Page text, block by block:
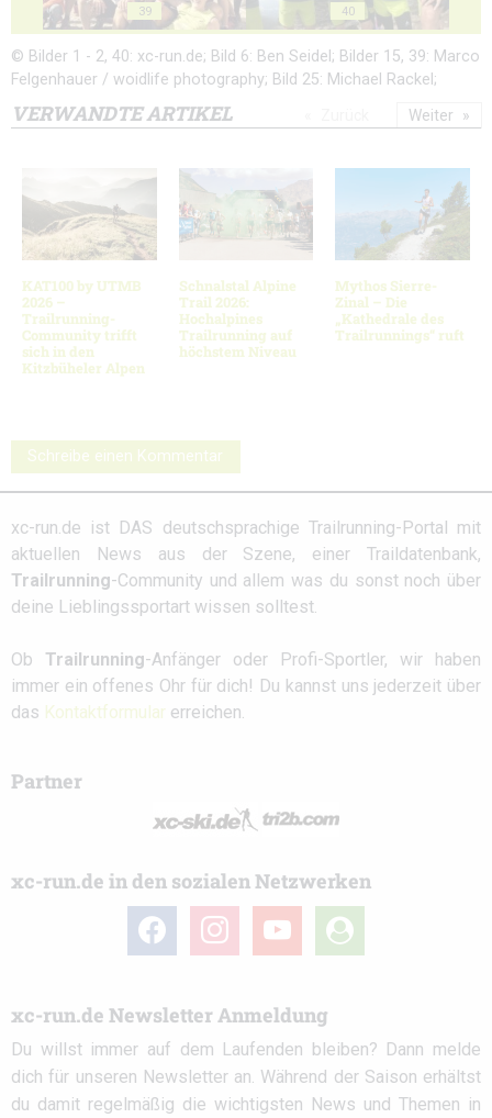
39 40
© Bilder 1 - 2, 40: xc-run.de; Bild 6: Ben Seidel; Bilder 15, 39: Marco
Felgenhauer / woidlife photography; Bild 25: Michael Rackel;
VERWANDTE ARTIKEL
KAT100 by UTMB
2026 –
Trailrunning-
Community trifft
sich in den
Kitzbüheler Alpen
Schnalstal Alpine
Trail 2026:
Hochalpines
Trailrunning auf
höchstem Niveau
Mythos Sierre-
Zinal – Die
„Kathedrale des
Trailrunnings“ ruft
Weiter
Schreibe einen Kommentar
xc-run.de ist DAS deutschsprachige Trailrunning-Portal mit
aktuellen News aus der Szene, einer Traildatenbank,
Trailrunning-Community und allem was du sonst noch über
deine Lieblingssportart wissen solltest.
Ob Trailrunning-Anfänger oder Profi-Sportler, wir haben
immer ein offenes Ohr für dich! Du kannst uns jederzeit über
das Kontaktformular erreichen.
Partner
xc-run.de in den sozialen Netzwerken
facebook instagramyoutube
user-
circle
xc-run.de Newsletter Anmeldung
Du willst immer auf dem Laufenden bleiben? Dann melde
dich für unseren Newsletter an. Während der Saison erhältst
du damit regelmäßig die wichtigsten News und Themen in